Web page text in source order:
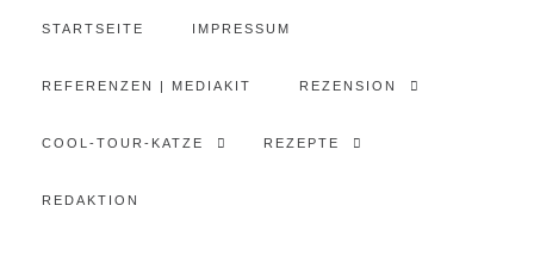
STARTSEITE IMPRESSUM
REFERENZEN | MEDIAKIT REZENSION
COOL-TOUR-KATZE REZEPTE
REDAKTION